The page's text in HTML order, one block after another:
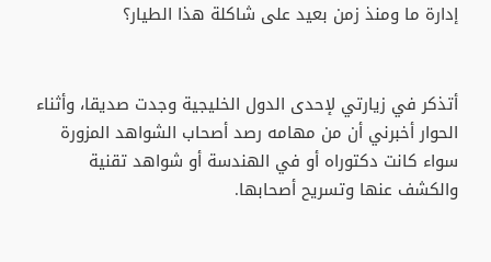
إدارة ما ومنذ زمن بعيد على شاكلة هذا الطيار؟
أتذكر في زيارتي لإحدى الدول الخليجية وجدت صديقا، وأثناء
الحوار أخبرني أن من مهامه رصد أصحاب الشواهد المزورة
سواء كانت دكتوراه أو في الهندسة أو شواهد تقنية
والكشف عنها وتسريح أصحابها.